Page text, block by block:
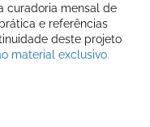
curadoria mensal de
e referências
deste projeto
material exclusivo.